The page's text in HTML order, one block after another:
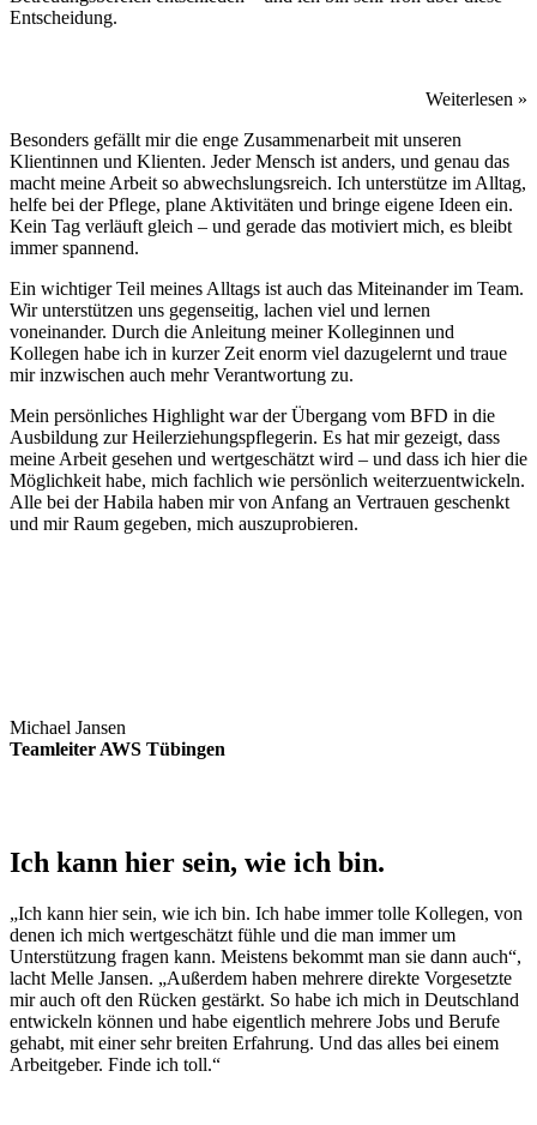
Entscheidung.
Weiterlesen »
Besonders gefällt mir die enge Zusammenarbeit mit unseren
Klientinnen und Klienten. Jeder Mensch ist anders, und genau das
macht meine Arbeit so abwechslungsreich. Ich unterstütze im Alltag,
helfe bei der Pflege, plane Aktivitäten und bringe eigene Ideen ein.
Kein Tag verläuft gleich – und gerade das motiviert mich, es bleibt
immer spannend.
Ein wichtiger Teil meines Alltags ist auch das Miteinander im Team.
Wir unterstützen uns gegenseitig, lachen viel und lernen
voneinander. Durch die Anleitung meiner Kolleginnen und
Kollegen habe ich in kurzer Zeit enorm viel dazugelernt und traue
mir inzwischen auch mehr Verantwortung zu.
Mein persönliches Highlight war der Übergang vom BFD in die
Ausbildung zur Heilerziehungspflegerin. Es hat mir gezeigt, dass
meine Arbeit gesehen und wertgeschätzt wird – und dass ich hier die
Möglichkeit habe, mich fachlich wie persönlich weiterzuentwickeln.
Alle bei der Habila haben mir von Anfang an Vertrauen geschenkt
und mir Raum gegeben, mich auszuprobieren.
Michael Jansen
Teamleiter AWS Tübingen
Ich kann hier sein, wie ich bin.
„Ich kann hier sein, wie ich bin. Ich habe immer tolle Kollegen, von
denen ich mich wertgeschätzt fühle und die man immer um
Unterstützung fragen kann. Meistens bekommt man sie dann auch“,
lacht Melle Jansen. „Außerdem haben mehrere direkte Vorgesetzte
mir auch oft den Rücken gestärkt. So habe ich mich in Deutschland
entwickeln können und habe eigentlich mehrere Jobs und Berufe
gehabt, mit einer sehr breiten Erfahrung. Und das alles bei einem
Arbeitgeber. Finde ich toll.“